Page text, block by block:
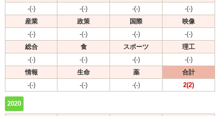
-(-)
-(-) -(-)
-(-)
産業
政策 国際
映像
-(-)
-(-) -(-)
-(-)
総合
食 スポーツ
理工
-(-)
-(-) -(-)
-(-)
情報
生命 薬
合計
-(-)
-(-) -(-) 2(2)
2020